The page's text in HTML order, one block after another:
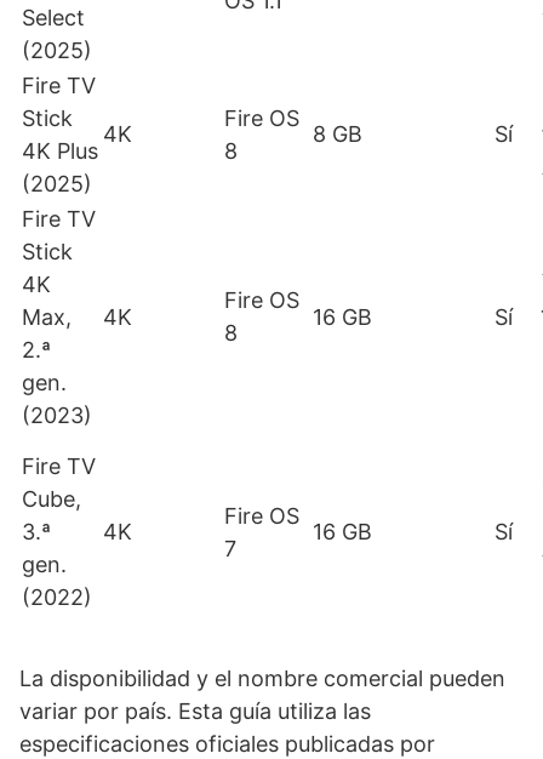
Select
(2025)
Fire TV
Stick
4K Plus
(2025)
4K
Fire OS
8
8 GB Sí
Fire TV
Stick
4K
Max,
2.ª
gen.
(2023)
4K
Fire OS
8
16 GB Sí
Fire TV
Cube,
3.ª
gen.
(2022)
4K
Fire OS
7
16 GB Sí
La disponibilidad y el nombre comercial pueden
variar por país. Esta guía utiliza las
especificaciones oficiales publicadas por